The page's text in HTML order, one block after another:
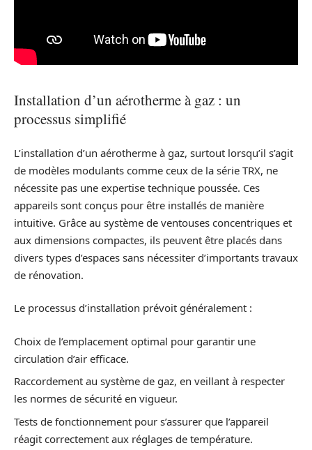
Installation d’un aérotherme à gaz : un
processus simplifié
L’installation d’un aérotherme à gaz, surtout lorsqu’il s’agit
de modèles modulants comme ceux de la série TRX, ne
nécessite pas une expertise technique poussée. Ces
appareils sont conçus pour être installés de manière
intuitive. Grâce au système de ventouses concentriques et
aux dimensions compactes, ils peuvent être placés dans
divers types d’espaces sans nécessiter d’importants travaux
de rénovation.
Le processus d’installation prévoit généralement :
Choix de l’emplacement optimal pour garantir une
circulation d’air efficace.
Raccordement au système de gaz, en veillant à respecter
les normes de sécurité en vigueur.
Tests de fonctionnement pour s’assurer que l’appareil
réagit correctement aux réglages de température.